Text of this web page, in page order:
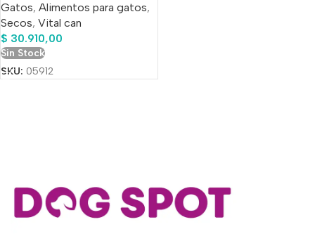
x 3kg
Gatos, Alimentos para gatos,
Secos, Vital can
$ 30.910,00
Sin Stock
SKU: 05912